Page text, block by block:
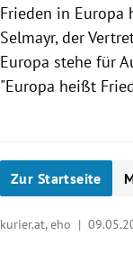
Frieden in Europa
Selmayr, der
Europa stehe für
"Europa heißt
Zur Startseite
kurier.at, eho |